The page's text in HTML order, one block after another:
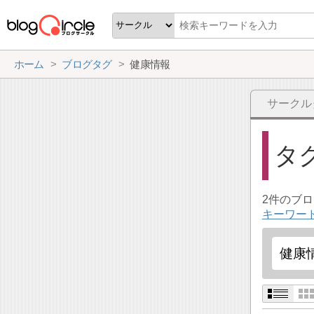
ホーム ブログタグ 健康情報
サーク
タ
2件のブ
キーワー